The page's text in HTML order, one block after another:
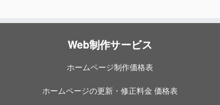
Web制作サービス
ホームページ制作価格表
ホームページの更新・修正料金 価格表